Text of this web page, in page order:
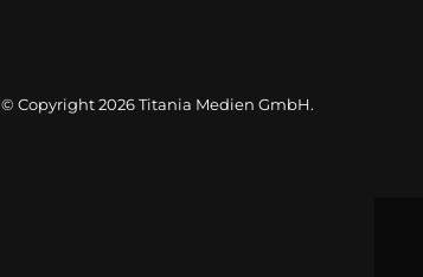
© Copyright 2026Titania Medien GmbH.